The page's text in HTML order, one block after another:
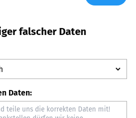
falscher Daten
Daten: